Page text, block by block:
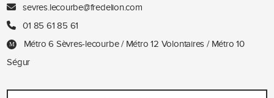
sevres.lecourbe@fredelion.com
01 85 61 85 61
Métro 6 Sèvres-lecourbe / Métro 12 Volontaires / Métro 10
Ségur